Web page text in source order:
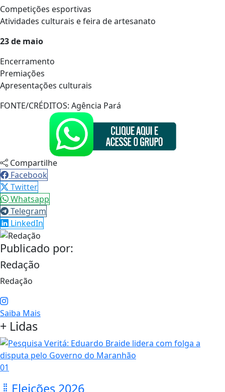
Competições esportivas
Atividades culturais e feira de artesanato
23 de maio
Encerramento
Premiações
Apresentações culturais
FONTE/CRÉDITOS: Agência Pará
Compartilhe
Facebook
Twitter
Whatsapp
Telegram
LinkedIn
Publicado por:
Redação
Redação
Saiba Mais
+ Lidas
01
Eleições 2026